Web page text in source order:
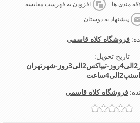
مندی ها افزودن به فهرست مقایسه
پیشنهاد به دوستان
فروشگاه کلاه قاسمی
تاریخ تحویل:
به واسته-پست پیشتاز2الی4روز-تیپاکس2الی3روز-شهرتهران
اسنپ2الی4ساعت
فروشگاه کلاه قاسمی